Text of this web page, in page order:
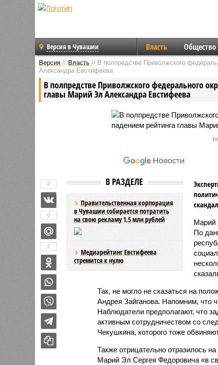
Версия в Чувашии Власть Общество
Версия // Власть // В полпредстве Приволжского
Александра Евстифеева
В полпредстве Приволжского федерального
главы Марий Эл Александра Евстифеева
В РАЗДЕЛЕ
Правительственная корпорация
в Чувашии собирается потратить
на свою рекламу 1,5 млн рублей
Медиарейтинг Евстифеева
стремится к нулю
Марий
По
Так, не могло не сказаться на
Андрея Зайганова. Напомним, что
Наблюдатели предполагают, что
активным сотрудничеством со
Чекушкина, которого тоже
Также отрицательно отразилось
Марий Эл Сергея Федоровича «в
2
0
2